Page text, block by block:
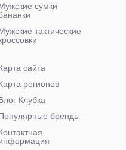
сумки
тактические
сайта
регионов
Клубка
бренды